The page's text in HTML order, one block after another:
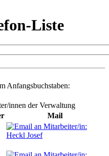
Liste
Anfangsbuchstaben:
innen der Verwaltung
Mail